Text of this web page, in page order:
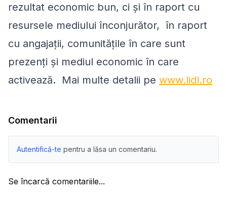
rezultat economic bun, ci și în raport cu
resursele mediului înconjurător, în raport
cu angajații, comunitățile în care sunt
prezenți și mediul economic în care
activează. Mai multe detalii pe www.lidl.ro
Comentarii
Autentifică-te pentru a lăsa un comentariu.
Se încarcă comentariile...